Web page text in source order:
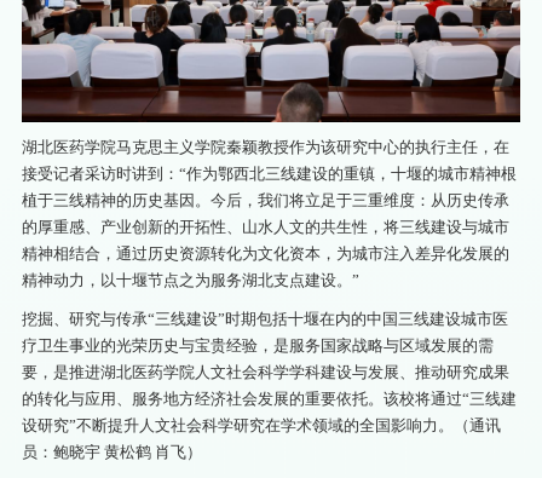
湖北医药学院马克思主义学院秦颖教授作为该研究中心的执行主任，在
接受记者采访时讲到：“作为鄂西北三线建设的重镇，十堰的城市精神根
植于三线精神的历史基因。今后，我们将立足于三重维度：从历史传承
的厚重感、产业创新的开拓性、山水人文的共生性，将三线建设与城市
精神相结合，通过历史资源转化为文化资本，为城市注入差异化发展的
精神动力，以十堰节点之为服务湖北支点建设。”
挖掘、研究与传承“三线建设”时期包括十堰在内的中国三线建设城市医
疗卫生事业的光荣历史与宝贵经验，是服务国家战略与区域发展的需
要，是推进湖北医药学院人文社会科学学科建设与发展、推动研究成果
的转化与应用、服务地方经济社会发展的重要依托。该校将通过“三线建
设研究”不断提升人文社会科学研究在学术领域的全国影响力。（通讯
员：鲍晓宇 黄松鹤 肖飞）